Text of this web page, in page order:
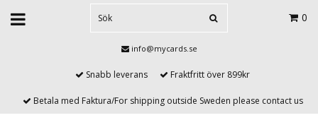
0
info@mycards.se
Snabb leverans Fraktfritt över 899kr
Betala med Faktura/For shipping outside Sweden please contact us